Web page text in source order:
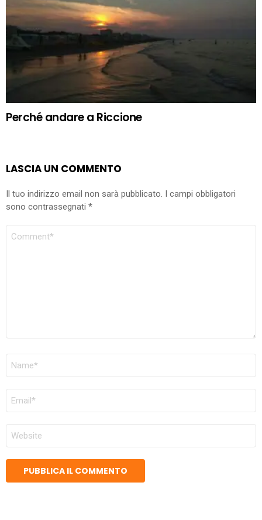
Perché andare a Riccione
LASCIA UN COMMENTO
Il tuo indirizzo email non sarà pubblicato. I campi obbligatori
sono contrassegnati *
COMMENTO
NOME
EMAIL
SITO
WEB